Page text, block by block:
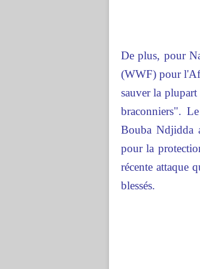
De plus, pour
(WWF) pour
sauver la
braconniers".
Bouba Ndjidda
pour la
récente attaque
blessés.